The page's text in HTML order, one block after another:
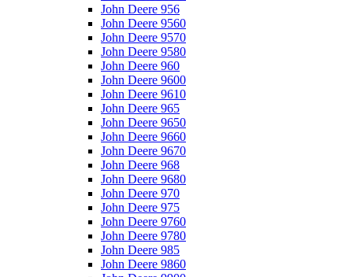
John Deere 956
John Deere 9560
John Deere 9570
John Deere 9580
John Deere 960
John Deere 9600
John Deere 9610
John Deere 965
John Deere 9650
John Deere 9660
John Deere 9670
John Deere 968
John Deere 9680
John Deere 970
John Deere 975
John Deere 9760
John Deere 9780
John Deere 985
John Deere 9860